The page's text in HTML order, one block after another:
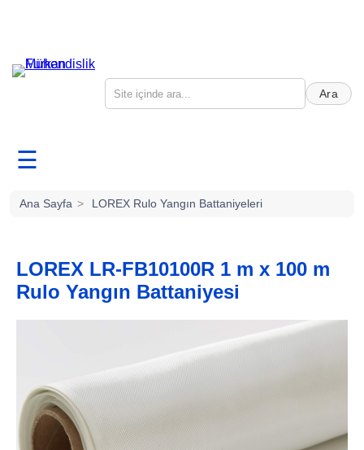
Ara
☰
Ana Sayfa > LOREX Rulo Yangın Battaniyeleri
LOREX LR-FB10100R 1 m x 100 m
Rulo Yangın Battaniyesi